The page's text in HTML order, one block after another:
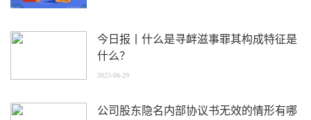
今日报丨什么是寻衅滋事罪其构成特征是
什么？
2023-06-29
公司股东隐名内部协议书无效的情形有哪